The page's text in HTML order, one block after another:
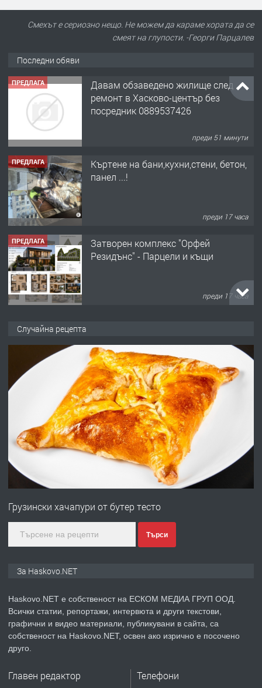
Смехът е сериозно нещо. Не можем да караме хората да се
смеят на глупости. -Георги Парцалев
Последни обяви
Давам обзаведено жилище след
ремонт в Хасково-център без
ПРЕДЛАГА
Къртене на бани,кухни,стени, бетон,
панел ...!
ПРЕДЛАГА
Затворен комплекс "Орфей
ПРЕДЛАГА
Продавам парцел в кв. Младежки
ПРЕДЛАГА
без брокери 0889 537 426
преди 17 часа
Под НАЕМ двустаен Орфей
преди 3 дни
Езикова гимназия
ПРЕДЛАГА
КОМПЛЕКС „ВЕСПРЕМ“, ГР. ХАСКОВО
преди 5 дни
ПРЕДЛАГА
ОБОРУДВАН ТРИСТАЕН
АПАРТАМЕНТ В ЦЕНТЪРА НА ГР.
Случайна рецепта
Грузински хачапури от бутер тесто
Търси
За Haskovo.NET
Haskovo.NET е собственост на ЕСКОМ МЕДИА ГРУП ООД.
Всички статии, репортажи, интервюта и други текстови,
графични и видео материали, публикувани в сайта, са
собственост на Haskovo.NET, освен ако изрично е посочено
друго.
Главен редактор Телефони